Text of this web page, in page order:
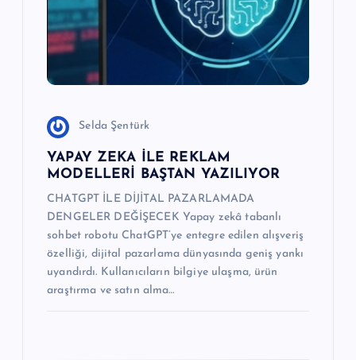
Selda Şentürk
YAPAY ZEKA İLE REKLAM
MODELLERİ BAŞTAN YAZILIYOR
CHATGPT İLE DİJİTAL PAZARLAMADA
DENGELER DEĞİŞECEK Yapay zekâ tabanlı
sohbet robotu ChatGPT’ye entegre edilen alışveriş
özelliği, dijital pazarlama dünyasında geniş yankı
uyandırdı. Kullanıcıların bilgiye ulaşma, ürün
araştırma ve satın alma…